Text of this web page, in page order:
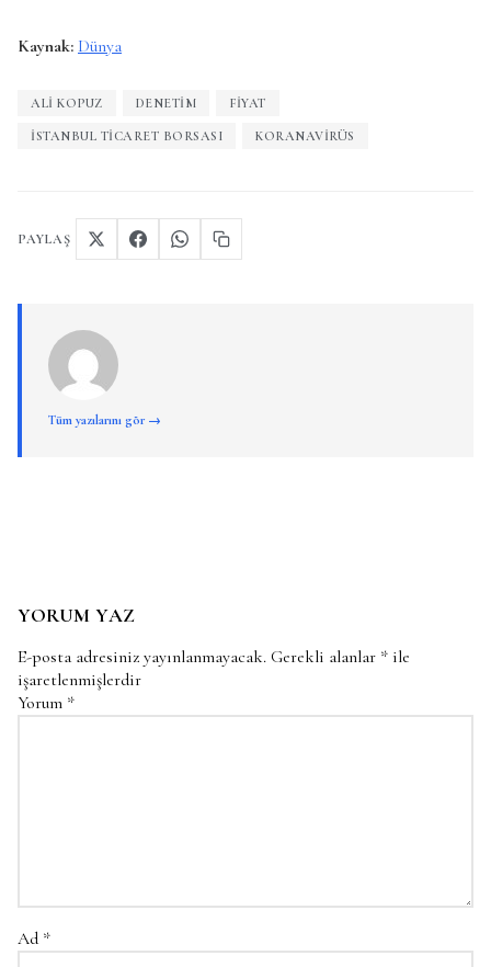
Kaynak: Dünya
ALI KOPUZ DENETIM FIYAT
İSTANBUL TICARET BORSASI KORANAVIRÜS
PAYLAŞ
Tüm yazılarını gör →
YORUM YAZ
E-posta adresiniz yayınlanmayacak. Gerekli alanlar * ile
işaretlenmişlerdir
Yorum *
Ad *